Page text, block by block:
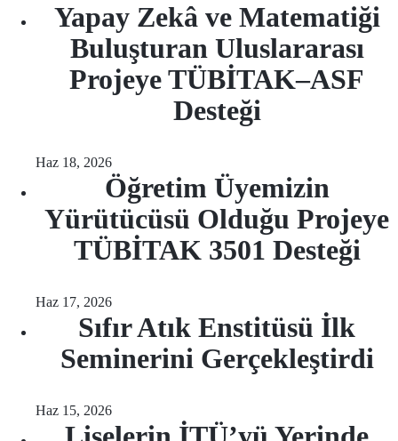
Yapay Zekâ ve Matematiği
Buluşturan Uluslararası
Projeye TÜBİTAK–ASF
Desteği
Haz 18, 2026
Öğretim Üyemizin
Yürütücüsü Olduğu Projeye
TÜBİTAK 3501 Desteği
Haz 17, 2026
Sıfır Atık Enstitüsü İlk
Seminerini Gerçekleştirdi
Haz 15, 2026